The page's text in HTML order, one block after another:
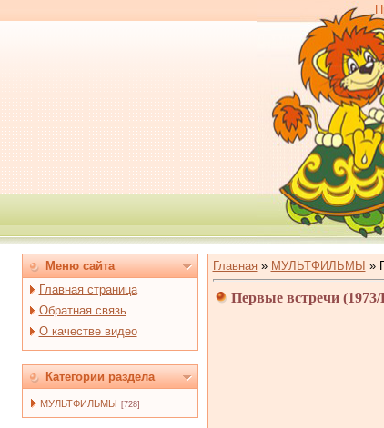
Меню сайта
Главная страница
Обратная связь
О качестве видео
Категории раздела
МУЛЬТФИЛЬМЫ [728]
Главная» МУЛЬТФИЛЬМЫ »
Первые встречи